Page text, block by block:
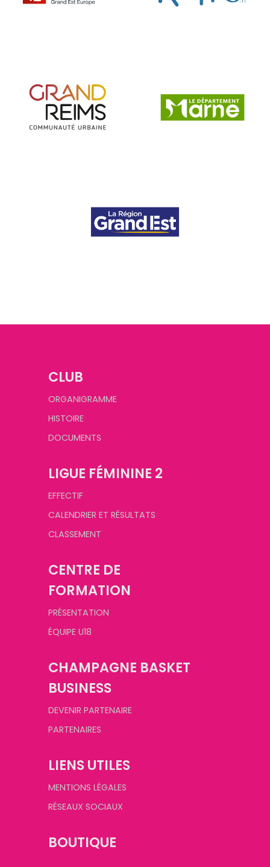
CLUB
ORGANIGRAMME
HISTOIRE
DOCUMENTS
LIGUE FÉMININE 2
EFFECTIF
CALENDRIER ET RÉSULTATS
CLASSEMENT
CENTRE DE
FORMATION
PRÉSENTATION
ÉQUIPE U18
CHAMPAGNE BASKET
BUSINESS
DEVENIR PARTENAIRE
PARTENAIRES
LIENS UTILES
MENTIONS LÉGALES
RÉSEAUX SOCIAUX
BOUTIQUE